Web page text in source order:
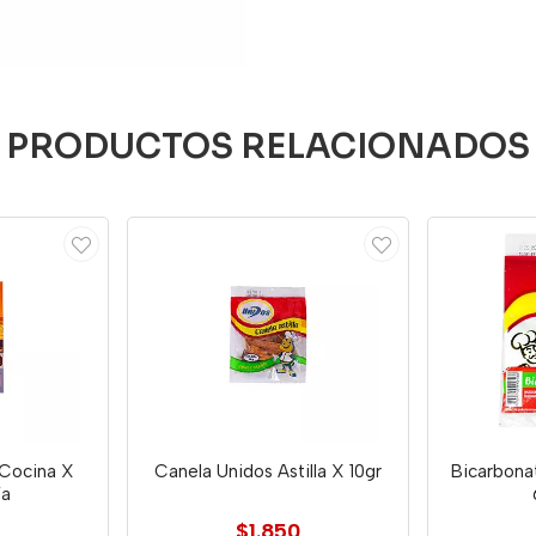
PRODUCTOS RELACIONADOS
X
Canela Unidos Astilla X 10gr